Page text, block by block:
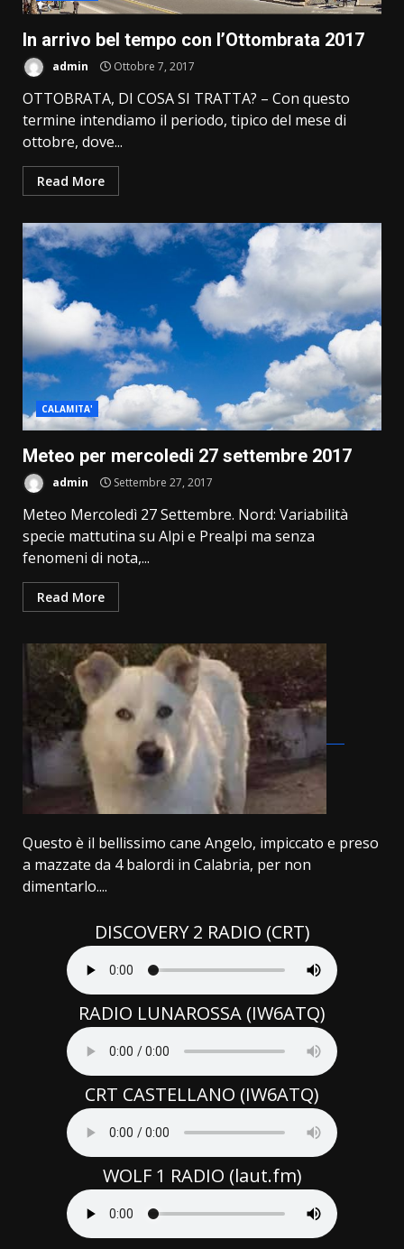
In arrivo bel tempo con l’Ottombrata 2017
admin Ottobre 7, 2017
OTTOBRATA, DI COSA SI TRATTA? – Con questo
termine intendiamo il periodo, tipico del mese di
ottobre, dove...
Read More
CALAMITA'
Meteo per mercoledi 27 settembre 2017
admin Settembre 27, 2017
Meteo Mercoledì 27 Settembre. Nord: Variabilità
specie mattutina su Alpi e Prealpi ma senza
fenomeni di nota,...
Read More
Questo è il bellissimo cane Angelo, impiccato e preso
a mazzate da 4 balordi in Calabria, per non
dimentarlo....
DISCOVERY 2 RADIO (CRT)
RADIO LUNAROSSA (IW6ATQ)
CRT CASTELLANO (IW6ATQ)
WOLF 1 RADIO (laut.fm)